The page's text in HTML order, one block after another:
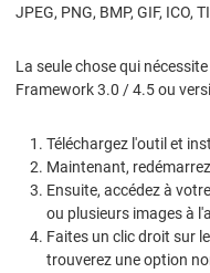
JPEG, PNG, BMP, GIF, ICO,
La seule chose qui
Framework 3.0 / 4.5 ou
Téléchargez l'outil et
Maintenant,
Ensuite, accédez à
ou plusieurs images à
Faites un clic droit sur
trouverez une option